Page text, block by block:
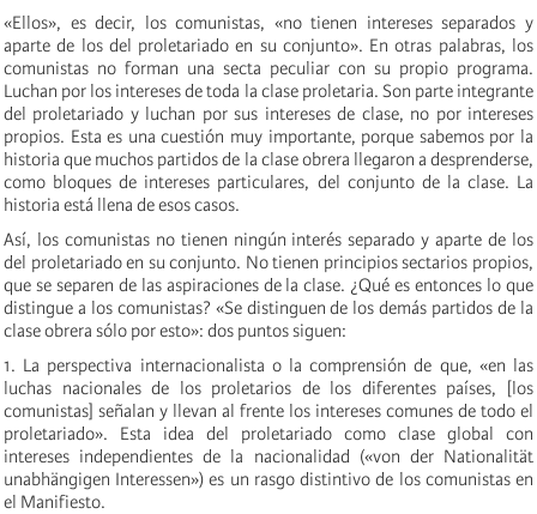
«Ellos», es decir, los comunistas, «no tienen intereses separados y
aparte de los del proletariado en su conjunto». En otras palabras, los
comunistas no forman una secta peculiar con su propio programa.
Luchan por los intereses de toda la clase proletaria. Son parte integrante
del proletariado y luchan por sus intereses de clase, no por intereses
propios. Esta es una cuestión muy importante, porque sabemos por la
historia que muchos partidos de la clase obrera llegaron a desprenderse,
como bloques de intereses particulares, del conjunto de la clase. La
historia está llena de esos casos.
Así, los comunistas no tienen ningún interés separado y aparte de los
del proletariado en su conjunto. No tienen principios sectarios propios,
que se separen de las aspiraciones de la clase. ¿Qué es entonces lo que
distingue a los comunistas? «Se distinguen de los demás partidos de la
clase obrera sólo por esto»: dos puntos siguen:
1. La perspectiva internacionalista o la comprensión de que, «en las
luchas nacionales de los proletarios de los diferentes países, [los
comunistas] señalan y llevan al frente los intereses comunes de todo el
proletariado». Esta idea del proletariado como clase global con
intereses independientes de la nacionalidad («von der Nationalität
unabhängigen Interessen») es un rasgo distintivo de los comunistas en
el Manifiesto.